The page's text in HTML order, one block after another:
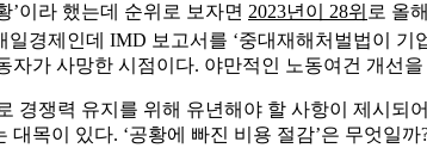
’이라 했는데 순위로 보자면 2023년이 28위 로 올
경제인데 IMD 보고서를 ‘중대재해처벌법이
자가 사망한 시점이다. 야만적인 노동여건 개선
경쟁력 유지를 위해 유년해야 할 사항이 제시
대목이 있다. ‘공황에 빠진 비용 절감’은 무엇